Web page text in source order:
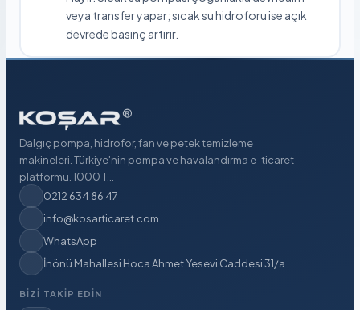
veya transfer yapar; sıcak su hidroforu ise açık
devrede basınç artırır.
Dalgıç pompa, hidrofor, fan ve petek temizleme
makineleri. Türkiye'nin pompa ve havalandırma e-ticaret
platformu. 1000 T...
0212 634 86 47
info@kosarticaret.com
WhatsApp
İnönü Mahallesi Hoca Ahmet Yesevi Caddesi 31/a
BIZI TAKIP EDIN